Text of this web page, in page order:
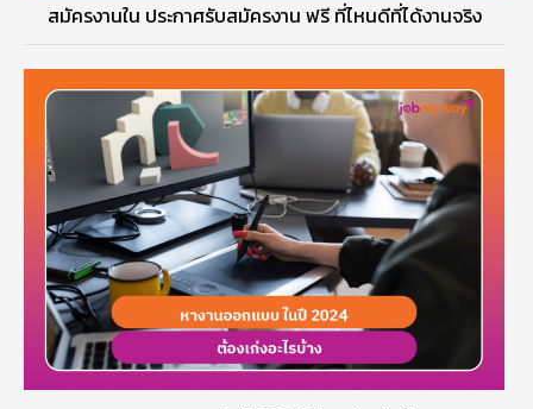
สมัครงานใน ประกาศรับสมัครงาน ฟรี ที่ไหนดีที่ได้งานจริง